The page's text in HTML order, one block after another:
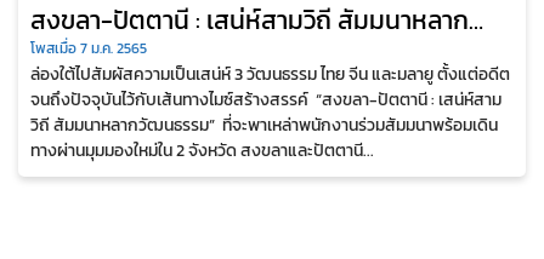
สงขลา-ปัตตานี : เสน่ห์สามวิถี สัมมนาหลาก
วัฒนธรรม
โพสเมื่อ 7 ม.ค. 2565
ล่องใต้ไปสัมผัสความเป็นเสน่ห์ 3 วัฒนธรรม ไทย จีน และมลายู ตั้งแต่อดีต
จนถึงปัจจุบันไว้กับเส้นทางไมซ์สร้างสรรค์ “สงขลา-ปัตตานี : เสน่ห์สาม
วิถี สัมมนาหลากวัฒนธรรม” ที่จะพาเหล่าพนักงานร่วมสัมมนาพร้อมเดิน
ทางผ่านมุมมองใหม่ใน 2 จังหวัด สงขลาและปัตตานี...